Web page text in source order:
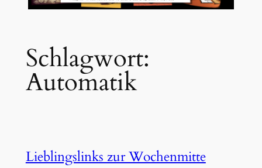
Schlagwort:
Automatik
Lieblingslinks zur Wochenmitte